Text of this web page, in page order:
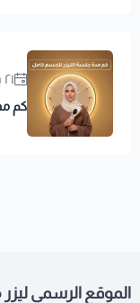
٢١ يونيو ٢٠٢٦
كم
الموقع الرسمي